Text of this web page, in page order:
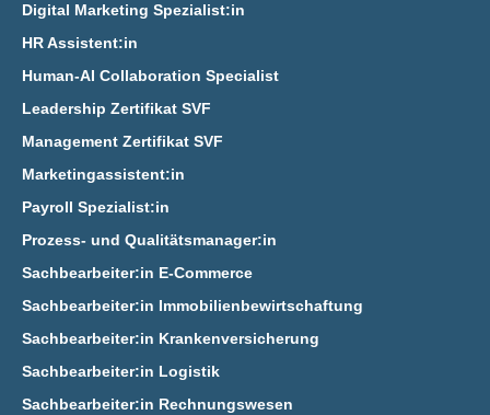
Digital Marketing Spezialist:in
HR Assistent:in
Human-AI Collaboration Specialist
Leadership Zertifikat SVF
Management Zertifikat SVF
Marketingassistent:in
Payroll Spezialist:in
Prozess- und Qualitätsmanager:in
Sachbearbeiter:in E‑Commerce
Sachbearbeiter:in Immobilienbewirtschaftung
Sachbearbeiter:in Krankenversicherung
Sachbearbeiter:in Logistik
Sachbearbeiter:in Rechnungswesen